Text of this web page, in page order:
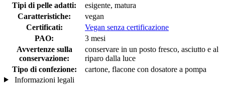
Tipi di pelle adatti:
esigente, matura
Caratteristiche:
vegan
Certificati:
Vegan senza certificazione
PAO:
3 mesi
Avvertenze sulla
conservazione:
conservare in un posto fresco, asciutto e al
riparo dalla luce
Tipo di confezione:
cartone, flacone con dosatore a pompa
Informazioni legali